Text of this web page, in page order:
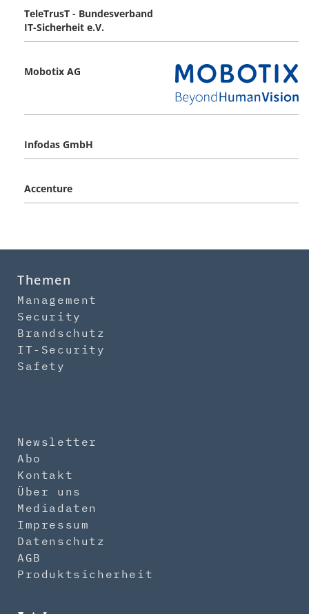
TeleTrusT - Bundesverband
IT-Sicherheit e.V.
Mobotix AG
Infodas GmbH
Accenture
Themen
Management
Security
Brandschutz
IT-Security
Safety
Newsletter
Abo
Kontakt
Über uns
Mediadaten
Impressum
Datenschutz
AGB
Produktsicherheit